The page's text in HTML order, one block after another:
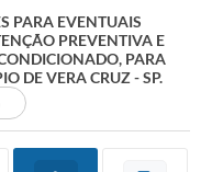
PARA EVENTUAIS
PREVENTIVA E
PARA
DE VERA CRUZ - SP.